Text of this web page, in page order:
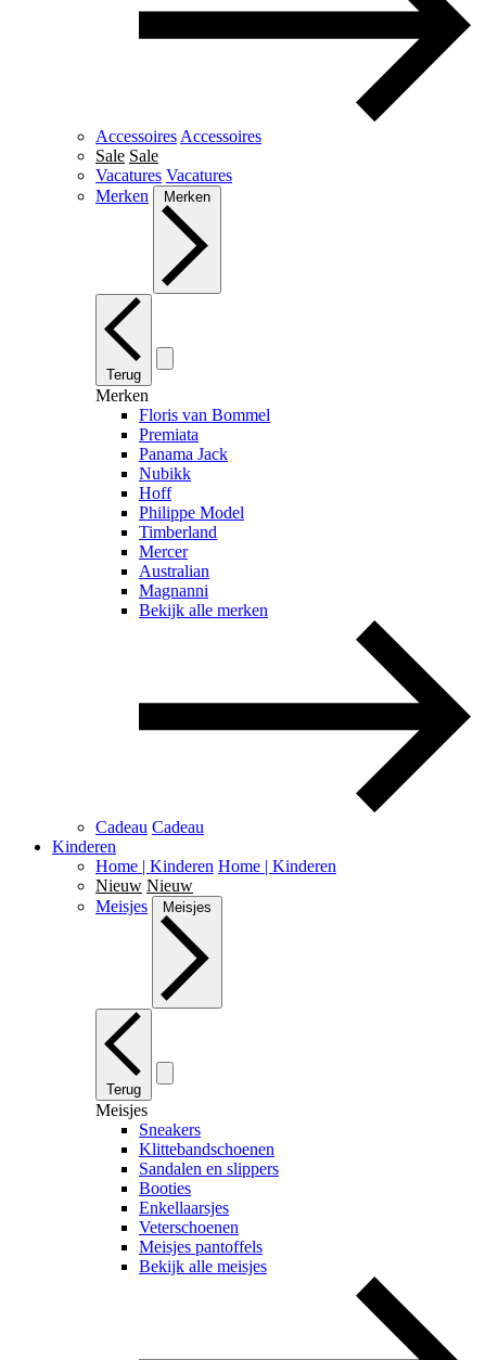
Accessoires Accessoires
Sale Sale
Vacatures Vacatures
Merken
Merken
Terug
Merken
Floris van Bommel
Premiata
Panama Jack
Nubikk
Hoff
Philippe Model
Timberland
Mercer
Australian
Magnanni
Bekijk alle merken
Cadeau Cadeau
Kinderen
Home | Kinderen Home | Kinderen
Nieuw Nieuw
Meisjes
Meisjes
Terug
Meisjes
Sneakers
Klittebandschoenen
Sandalen en slippers
Booties
Enkellaarsjes
Veterschoenen
Meisjes pantoffels
Bekijk alle meisjes